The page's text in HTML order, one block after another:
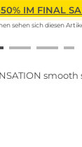
IM FINAL
sehen sich diesen
smooth